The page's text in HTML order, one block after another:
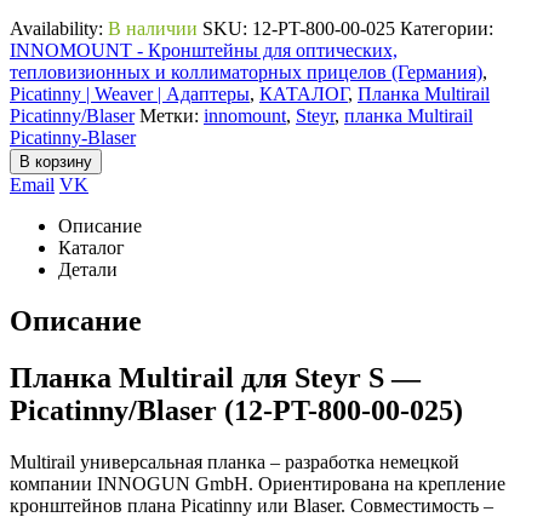
Availability: В наличии SKU: 12-PT-800-00-025 Категории:
INNOMOUNT - Кронштейны для оптических,
тепловизионных и коллиматорных прицелов (Германия),
Picatinny | Weaver | Адаптеры, КАТАЛОГ, Планка Multirail
Picatinny/Blaser Метки: innomount, Steyr, планка Multirail
Picatinny-Blaser
В корзину
Email VK
Описание
Каталог
Детали
Описание
Планка Multirail для Steyr S —
Picatinny/Blaser (12-PT-800-00-025)
Multirail универсальная планка – разработка немецкой
компании INNOGUN GmbH. Ориентирована на крепление
кронштейнов плана Picatinny или Blaser. Совместимость –